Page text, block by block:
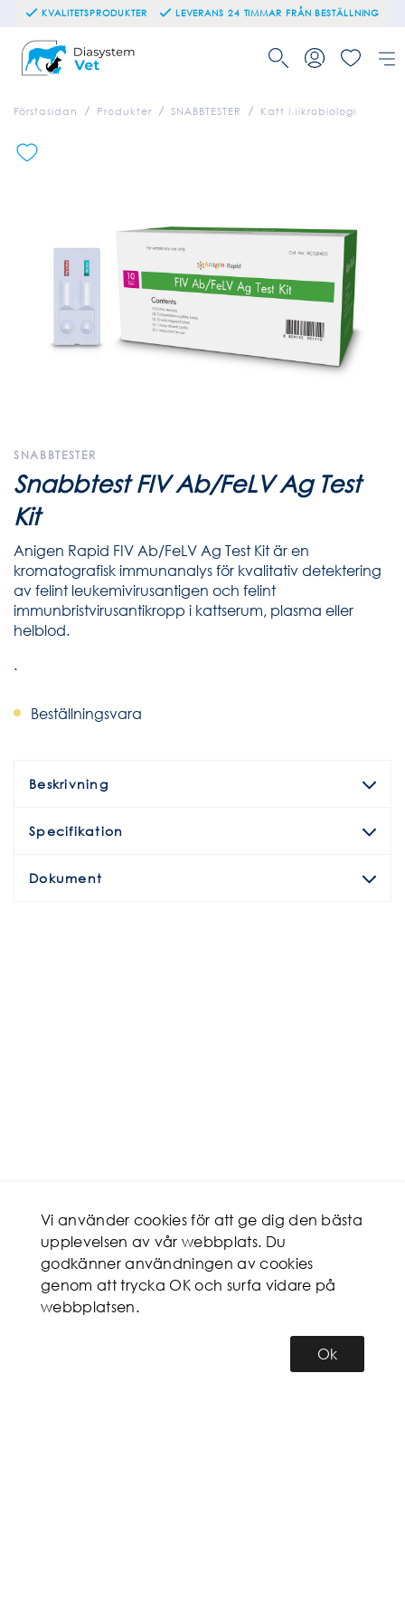
KVALITETSPRODUKTER LEVERANS 24 TIMMAR FRÅN BESTÄLLNING
Förstasidan Produkter SNABBTESTER Katt Mikrobiologi
SNABBTESTER
Snabbtest FIV Ab/FeLV Ag Test
Kit
Anigen Rapid FIV Ab/FeLV Ag Test Kit är en
kromatografisk immunanalys för kvalitativ detektering
av felint leukemivirusantigen och felint
immunbristvirusantikropp i kattserum, plasma eller
helblod.
.
Beställningsvara
Beskrivning
Specifikation
Dokument
Vi använder cookies för att ge dig den bästa
upplevelsen av vår webbplats. Du
godkänner användningen av cookies
genom att trycka OK och surfa vidare på
webbplatsen.
Ok